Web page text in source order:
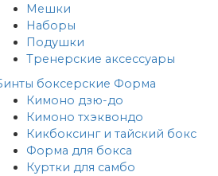
Мешки
Наборы
Подушки
Тренерские аксессуары
боксерские Форма
Кимоно дзю-до
Кимоно тхэквондо
Кикбоксинг и тайский бокс
Форма для бокса
Куртки для самбо